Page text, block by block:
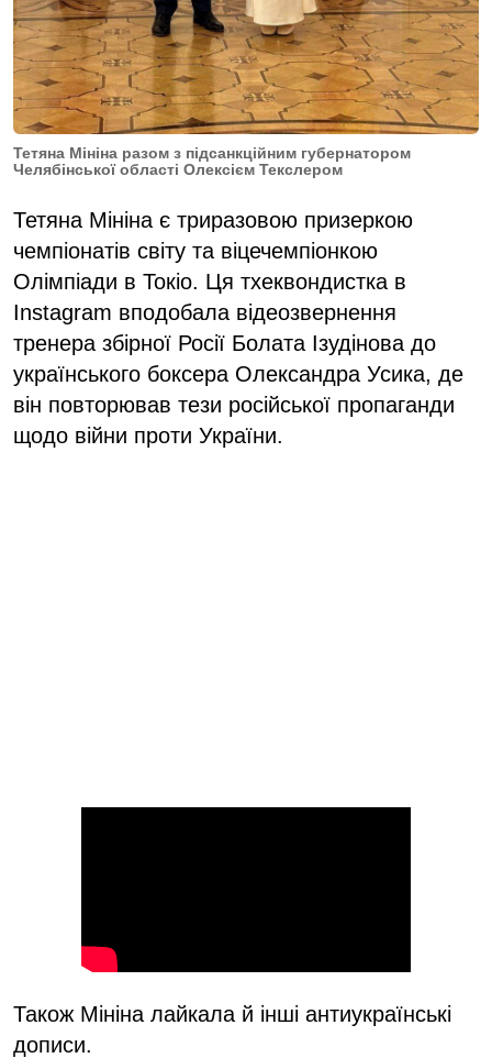
Тетяна Мініна разом з підсанкційним губернатором
Челябінської області Олексієм Текслером
Тетяна Мініна є триразовою призеркою
чемпіонатів світу та віцечемпіонкою
Олімпіади в Токіо. Ця тхеквондистка в
Instagram вподобала відеозвернення
тренера збірної Росії Болата Ізудінова до
українського боксера Олександра Усика, де
він повторював тези російської пропаганди
щодо війни проти України.
Також Мініна лайкала й інші антиукраїнські
дописи.